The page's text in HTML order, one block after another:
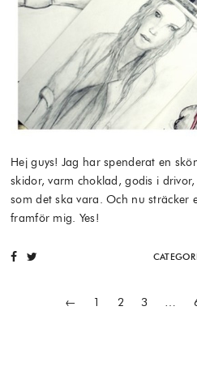
Hej guys! Jag har spenderat en
skidor, varm choklad, godis i
som det ska vara. Och nu sträcker
framför mig. Yes!
← 1 2 3